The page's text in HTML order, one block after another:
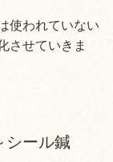
使われていない
させていきま
シール鍼